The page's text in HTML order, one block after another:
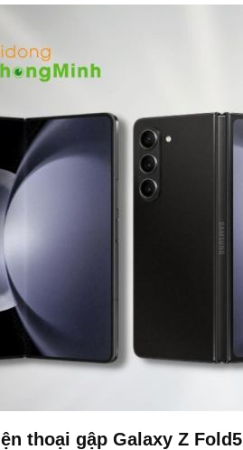
thoại gập Galaxy Z Fold5